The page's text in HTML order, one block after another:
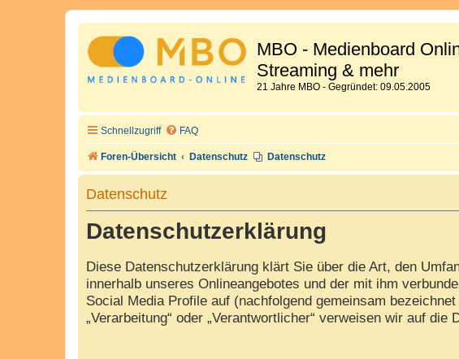
MBO - Medienboard
Streaming & mehr
21 Jahre MBO - Gegründet: 09.05.2005
Schnellzugriff FAQ
Foren-Übersicht Datenschutz Datenschutz
Datenschutz
Datenschutzerklärung
Diese Datenschutzerklärung klärt Sie über die Art, den
innerhalb unseres Onlineangebotes und der mit ihm
Social Media Profile auf (nachfolgend gemeinsam
„Verarbeitung“ oder „Verantwortlicher“ verweisen wir auf